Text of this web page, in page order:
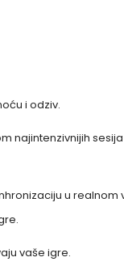
i odziv.
najintenzivnijih
u
vaše igre.